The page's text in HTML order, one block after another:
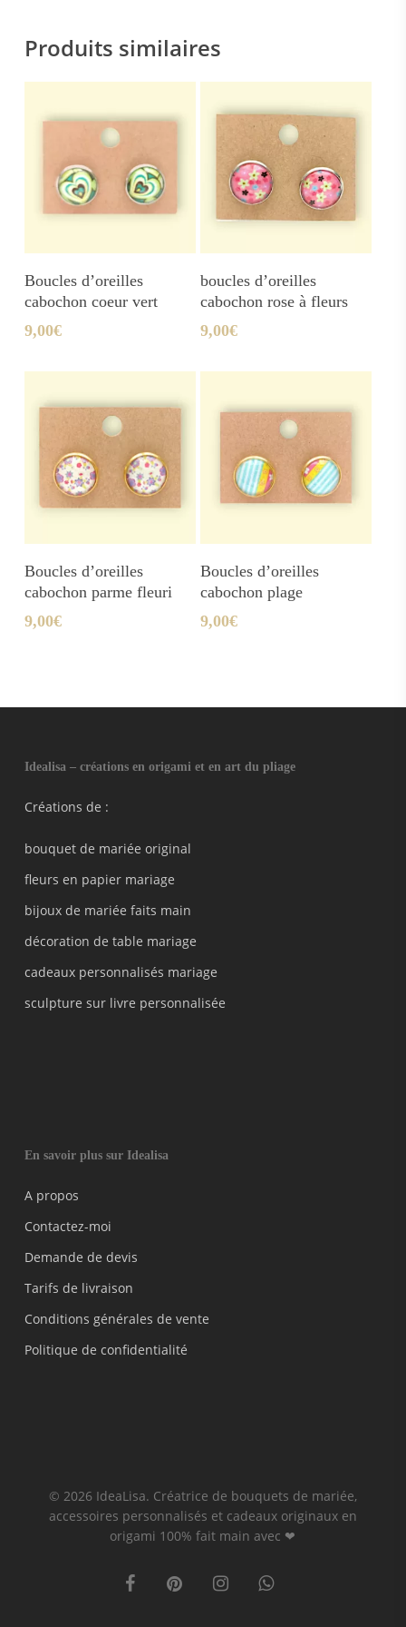
Produits similaires
Ajouter Au Panier
Boucles d’oreilles
cabochon coeur vert
9,00€
Ajouter Au Panier
boucles d’oreilles
cabochon rose à fleurs
9,00€
Ajouter Au Panier
Boucles d’oreilles
cabochon parme fleuri
9,00€
Ajouter Au Panier
Boucles d’oreilles
cabochon plage
9,00€
Idealisa – créations en origami et en art du pliage
Créations de :
bouquet de mariée original
fleurs en papier mariage
bijoux de mariée faits main
décoration de table mariage
cadeaux personnalisés mariage
sculpture sur livre personnalisée
En savoir plus sur Idealisa
A propos
Contactez-moi
Demande de devis
Tarifs de livraison
Conditions générales de vente
Politique de confidentialité
© 2026 IdeaLisa. Créatrice de bouquets de mariée,
accessoires personnalisés et cadeaux originaux en
origami 100% fait main avec ❤
facebookpinterestinstagramwhatsapp